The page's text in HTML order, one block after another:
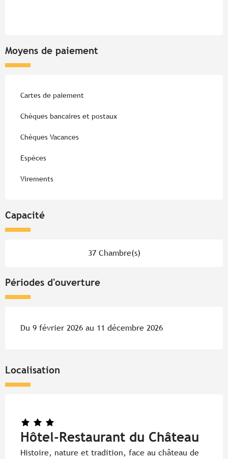
Moyens de paiement
Cartes de paiement
Chèques bancaires et postaux
Chèques Vacances
Espèces
Virements
Capacité
37 Chambre(s)
Périodes d'ouverture
Du 9 février 2026 au 11 décembre 2026
Localisation
Hôtel-Restaurant du Château
Histoire, nature et tradition, face au château de